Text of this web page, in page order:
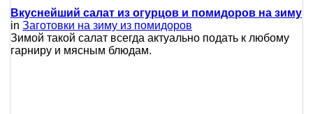
Вкуснейший салат из огурцов и помидоров на зиму
in Заготовки на зиму из помидоров
Зимой такой салат всегда актуально подать к любому
гарниру и мясным блюдам.